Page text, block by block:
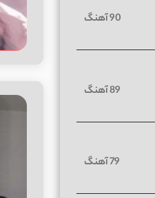
90 آهنگ
89 آهنگ
79 آهنگ